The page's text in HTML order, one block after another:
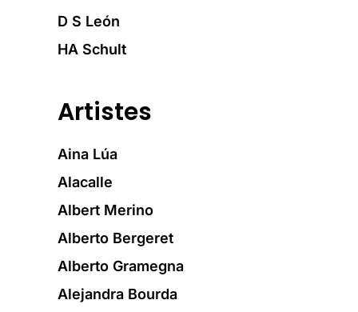
D S León
HA Schult
Artistes
Aina Lúa
Alacalle
Albert Merino
Alberto Bergeret
Alberto Gramegna
Alejandra Bourda